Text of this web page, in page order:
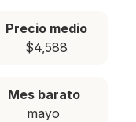
Precio medio
$4,588
Mes barato
mayo